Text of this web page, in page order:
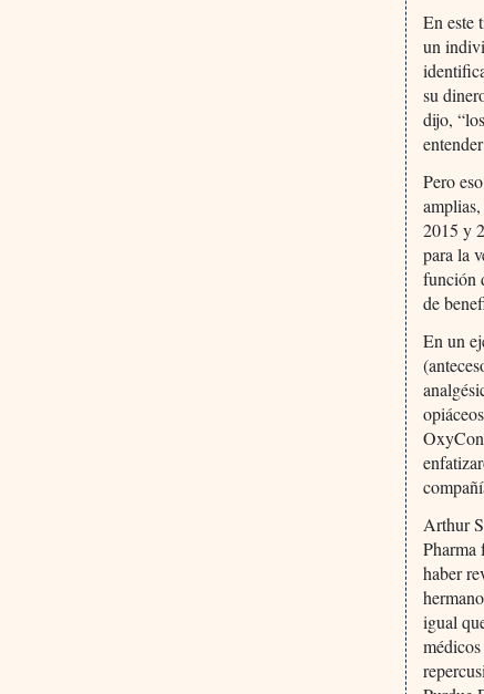
En este
un
su
dijo,
Pero
2015 y
para la
función
de
En un
Arthur
Pharma
haber
igual